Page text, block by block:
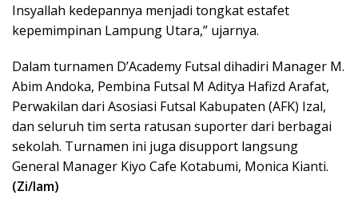
Insyallah kedepannya menjadi tongkat estafet
kepemimpinan Lampung Utara,” ujarnya.
Dalam turnamen D’Academy Futsal dihadiri Manager M.
Abim Andoka, Pembina Futsal M Aditya Hafizd Arafat,
Perwakilan dari Asosiasi Futsal Kabupaten (AFK) Izal,
dan seluruh tim serta ratusan suporter dari berbagai
sekolah. Turnamen ini juga disupport langsung
General Manager Kiyo Cafe Kotabumi, Monica Kianti.
(Zi/lam)